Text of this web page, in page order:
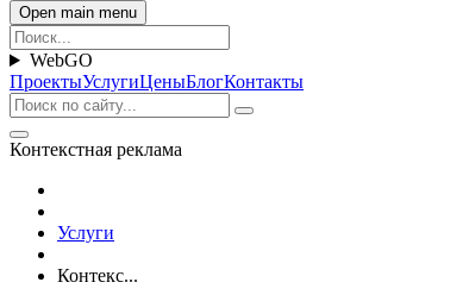
Open main menu
WebGO
ПроектыУслугиЦеныБлогКонтакты
Контекстная реклама
Услуги
Контекс...